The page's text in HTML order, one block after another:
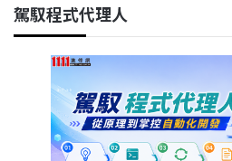
駕馭程式代理人